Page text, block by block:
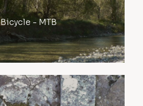
Bicycle - MTB